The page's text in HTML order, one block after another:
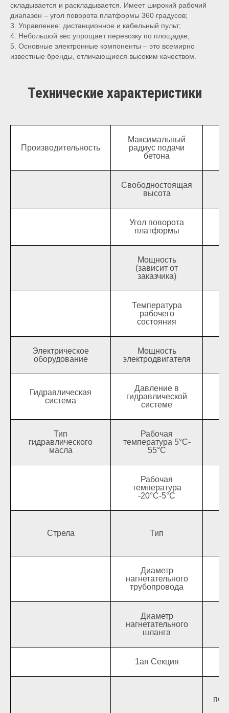
складывается и раскладывается. Имеет широкий рабочий
диапазон – угол поворота платформы 360 градусов;
3. Управление: дистанционное и кабельный пульт;
4. Небольшой вес упрощает перевозку по площадке;
5. Основные электронные компоненты – это всемирно
известные бренды, отличающиеся высоким качеством.
Технические характеристики
Производительность
Максимальный
радиус подачи
бетона
Свободностоящая
высота
Угол поворота
платформы
Мощность
(зависит от
заказчика)
Температура
рабочего
состояния
Электрическое
оборудование
Мощность
электродвигателя
Гидравлическая
система
Давление в
гидравлической
системе
Тип
гидравлического
масла
Рабочая
температура 5°C-
55°C
Рабочая
температура
-20°C-5°C
Стрела Тип
Диаметр
нагнетательного
трубопровода
Диаметр
нагнетательного
шланга
1ая Секция